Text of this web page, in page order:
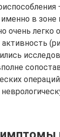
в
очень легко